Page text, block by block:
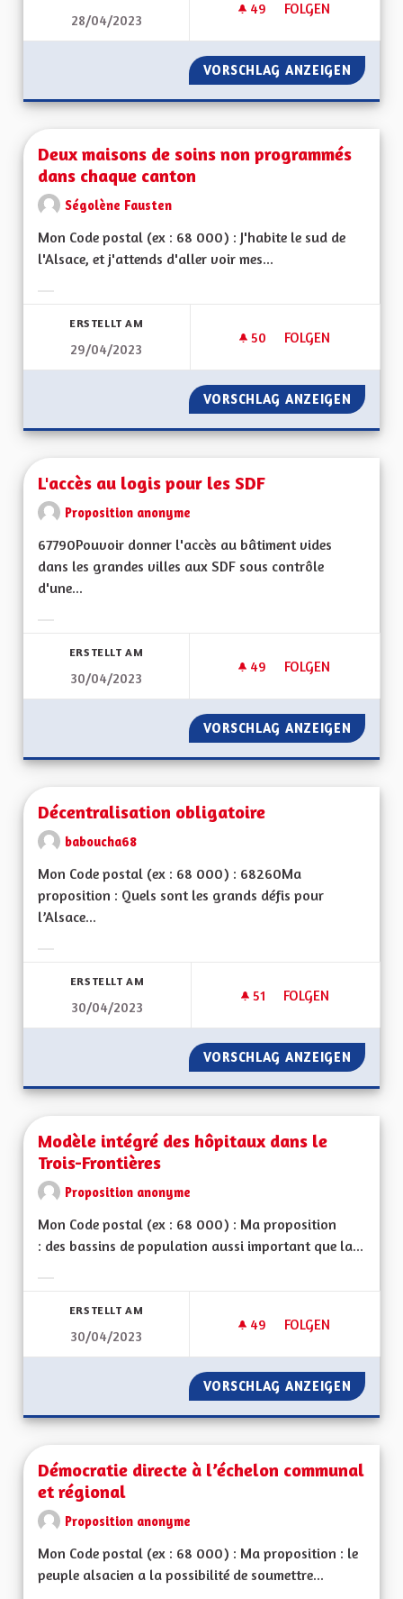
28/04/2023
49 49 FOLLOWER
FOLGEN
PERTE
VORSCHLAG ANZEIGEN
Deux maisons de soins non programmés
dans chaque canton
Ségolène Fausten
Mon Code postal (ex : 68 000) : J'habite le sud de
l'Alsace, et j'attends d'aller voir mes...
ERSTELLT AM
29/04/2023
50 50 FOLLOWER
FOLGEN
DEUX MAISONS
VORSCHLAG ANZEIGEN DEUX
L'accès au logis pour les SDF
Proposition anonyme
67790Pouvoir donner l'accès au bâtiment vides
dans les grandes villes aux SDF sous contrôle
d'une...
ERSTELLT AM
30/04/2023
49 49 FOLLOWER
FOLGEN
L'ACCÈS AU LOGIS
VORSCHLAG ANZEIGEN
Décentralisation obligatoire
baboucha68
Mon Code postal (ex : 68 000) : 68260Ma
proposition : Quels sont les grands défis pour
l’Alsace...
ERSTELLT AM
30/04/2023
51 51 FOLLOWER
FOLGEN
VORSCHLAG ANZEIGEN
Modèle intégré des hôpitaux dans le
Trois-Frontières
Proposition anonyme
Mon Code postal (ex : 68 000) : Ma proposition
: des bassins de population aussi important que la...
ERSTELLT AM
30/04/2023
49 49 FOLLOWER
FOLGEN
MODÈLE INTÉGRÉ
VORSCHLAG ANZEIGEN
Démocratie directe à l’échelon communal
et régional
Proposition anonyme
Mon Code postal (ex : 68 000) : Ma proposition : le
peuple alsacien a la possibilité de soumettre...